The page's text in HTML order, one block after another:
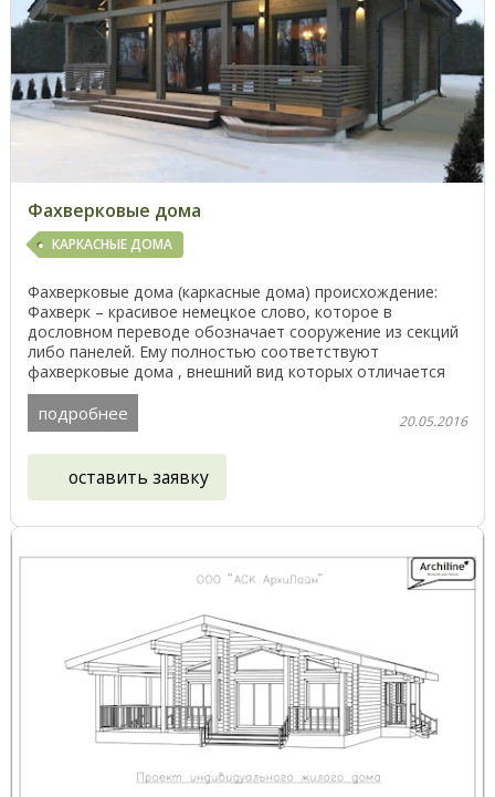
Фахверковые дома
КАРКАСНЫЕ ДОМА
Фахверковые дома (каркасные дома) происхождение:
Фахверк – красивое немецкое слово, которое в
дословном переводе обозначает сооружение из секций
либо панелей. Ему полностью соответствуют
фахверковые дома , внешний вид которых отличается
красотой и ...
подробнее 20.05.2016
оставить заявку